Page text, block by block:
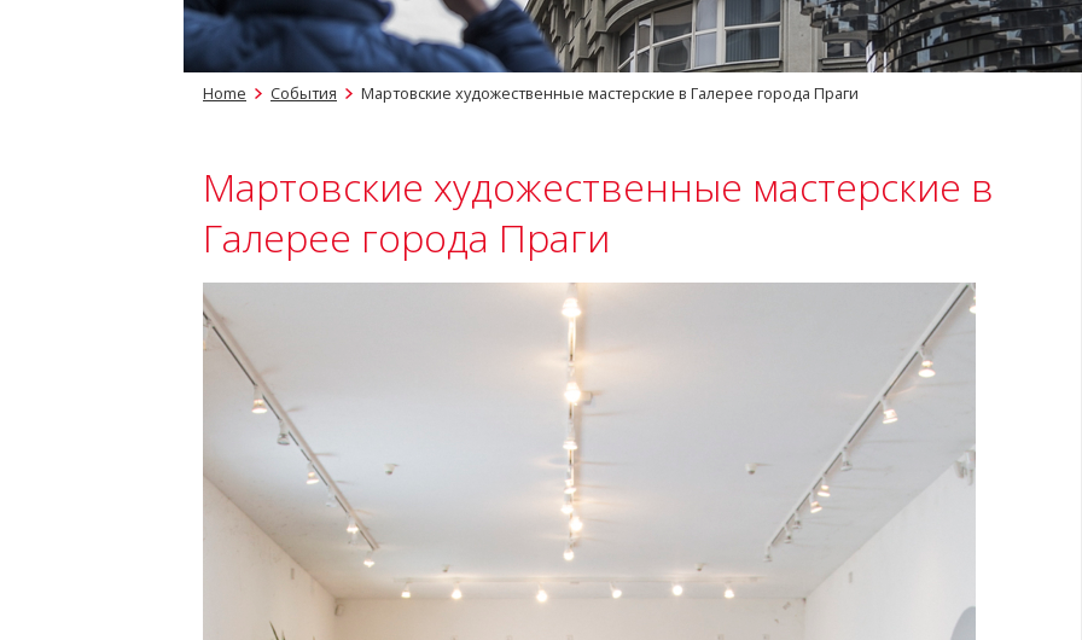
Home События Мартовские художественные мастерские в Галерее города Праги
Мартовские художественные мастерские в
Галерее города Праги